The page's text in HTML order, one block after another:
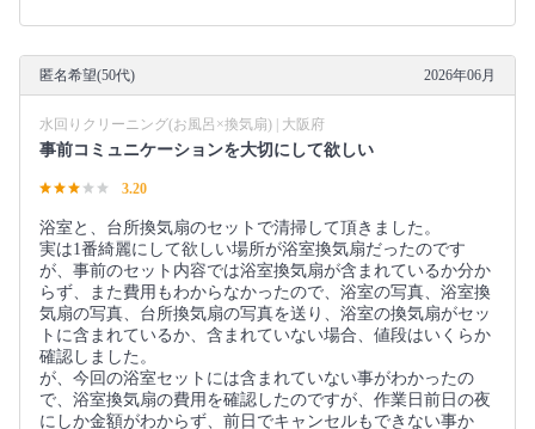
匿名希望(50代) 2026年06月
水回りクリーニング(お風呂×換気扇) | 大阪府
事前コミュニケーションを大切にして欲しい
3.20
浴室と、台所換気扇のセットで清掃して頂きました。
実は1番綺麗にして欲しい場所が浴室換気扇だったのです
が、事前のセット内容では浴室換気扇が含まれているか分か
らず、また費用もわからなかったので、浴室の写真、浴室換
気扇の写真、台所換気扇の写真を送り、浴室の換気扇がセッ
トに含まれているか、含まれていない場合、値段はいくらか
確認しました。
が、今回の浴室セットには含まれていない事がわかったの
で、浴室換気扇の費用を確認したのですが、作業日前日の夜
にしか金額がわからず、前日でキャンセルもできない事か